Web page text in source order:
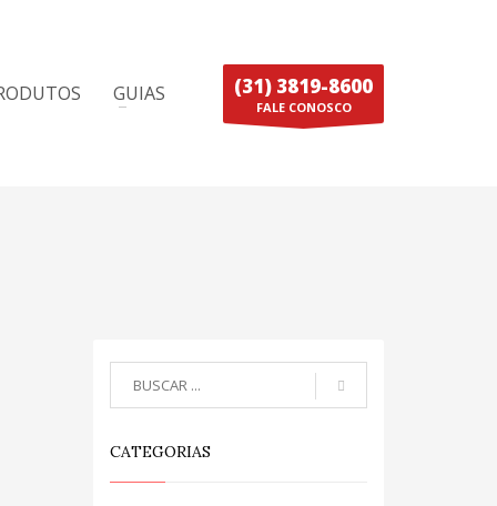
GUIAS (31) 3819-8600
FALE CONOSCO
CATEGORIAS